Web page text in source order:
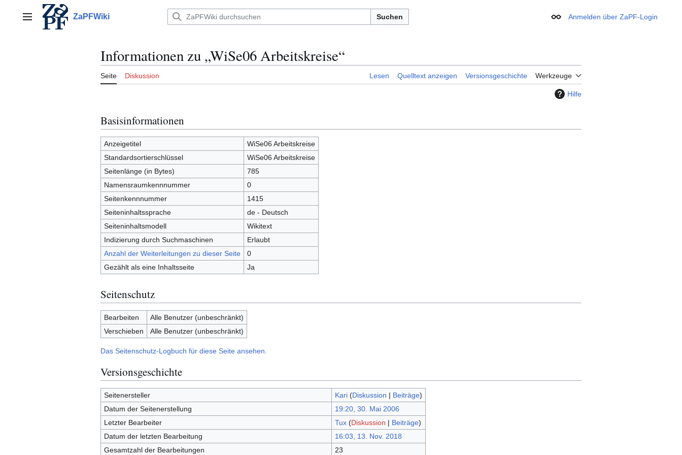
springenHauptmenü ZaPFWiki Suchen Erscheinungsbild
Anmelden über ZaPF-Login
Informationen zu „WiSe06 Arbeitskreise“
Seite Diskussion Lesen Quelltext anzeigen Versionsgeschichte Werkzeuge
Hilfe
Basisinformationen
Anzeigetitel
WiSe06 Arbeitskreise
Standardsortierschlüssel
WiSe06 Arbeitskreise
Seitenlänge (in Bytes)
785
Namensraumkennnummer
0
Seitenkennnummer
1415
Seiteninhaltssprache
de - Deutsch
Seiteninhaltsmodell
Wikitext
Indizierung durch Suchmaschinen
Erlaubt
Anzahl der Weiterleitungen zu dieser Seite
0
Gezählt als eine Inhaltsseite
Ja
Seitenschutz
Bearbeiten
Alle Benutzer (unbeschränkt)
Verschieben
Alle Benutzer (unbeschränkt)
Das Seitenschutz-Logbuch für diese Seite ansehen.
Versionsgeschichte
Seitenersteller Kari (Diskussion | Beiträge)
Datum der Seitenerstellung
19:20, 30. Mai 2006
Letzter Bearbeiter
Tux (Diskussion | Beiträge)
Datum der letzten Bearbeitung
16:03, 13. Nov. 2018
Gesamtzahl der Bearbeitungen
23